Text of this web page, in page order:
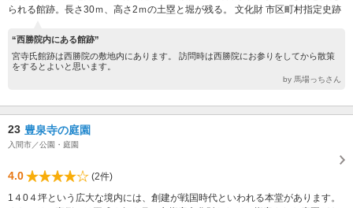
られる館跡。長さ30ｍ、高さ2ｍの土塁と堀が残る。 文化財 市区町村指定史跡
“西勝院内にある館跡”
宮寺氏館跡は西勝院の敷地内にあります。 訪問時は西勝院にお参りをしてから散策
をするとよいと思います。
by 馬場っちさん
23 豊泉寺の庭園
入間市／公園・庭園
4.0
(2件)
1４0４坪という広大な境内には、創建が戦国時代といわれる本堂があります。